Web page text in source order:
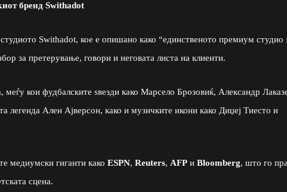
бренд Swithadot
Swithadot, кое е опишано како “единственото премиум студио
за претерување, говори и неговата листа на клиенти.
, меѓу кои фудбалските ѕвезди како Марсело Брозовиќ, Александр
Ален Ајверсон, како и музичките икони како Диџеј Тиесто и
медиумски гиганти како ESPN, Reuters, AFP и Bloomberg, што го
сцена.